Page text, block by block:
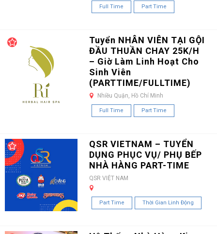
Full Time Part Time
Tuyển NHÂN VIÊN TẠI GỘI
ĐẦU THUẦN CHAY 25K/H
– Giờ Làm Linh Hoạt Cho
Sinh Viên
(PARTTIME/FULLTIME)
Nhiều Quận, Hồ Chí Minh
Full Time Part Time
QSR VIETNAM – TUYỂN
DỤNG PHỤC VỤ/ PHỤ BẾP
NHÀ HÀNG PART-TIME
QSR VIỆT NAM
Part Time Thời Gian Linh Động